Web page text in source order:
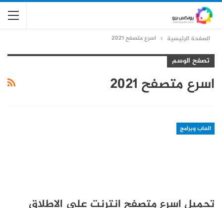
الصفحة الرئيسية اسرع متصفح 2021
تصفح الوسم
اسرع متصفح 2021
العاب وبرامج